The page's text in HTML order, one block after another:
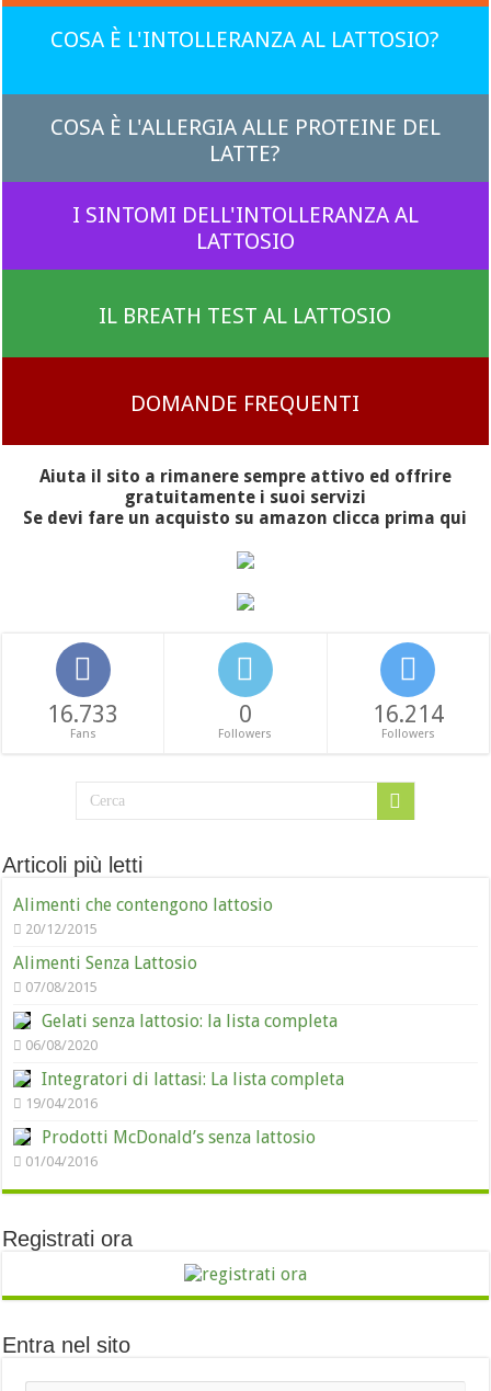
COSA È L'INTOLLERANZA AL LATTOSIO?
COSA È L'ALLERGIA ALLE PROTEINE DEL
LATTE?
I SINTOMI DELL'INTOLLERANZA AL
LATTOSIO
IL BREATH TEST AL LATTOSIO
DOMANDE FREQUENTI
Aiuta il sito a rimanere sempre attivo ed offrire
gratuitamente i suoi servizi
Se devi fare un acquisto su amazon clicca prima qui
16.733
Fans
0
Followers
16.214
Followers
Articoli più letti
Alimenti che contengono lattosio
20/12/2015
Alimenti Senza Lattosio
07/08/2015
Gelati senza lattosio: la lista completa
06/08/2020
Integratori di lattasi: La lista completa
19/04/2016
Prodotti McDonald’s senza lattosio
01/04/2016
Registrati ora
Entra nel sito